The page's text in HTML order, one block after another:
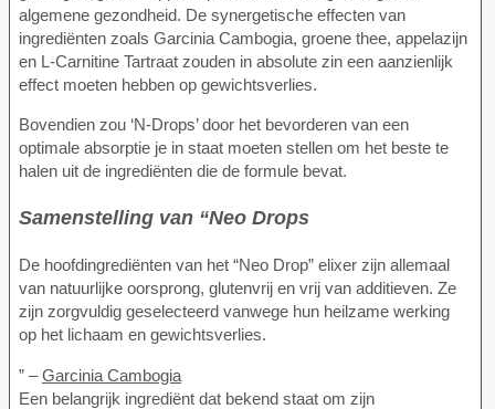
algemene gezondheid. De synergetische effecten van
ingrediënten zoals Garcinia Cambogia, groene thee, appelazijn
en L-Carnitine Tartraat zouden in absolute zin een aanzienlijk
effect moeten hebben op gewichtsverlies.
Bovendien zou ‘N-Drops’ door het bevorderen van een
optimale absorptie je in staat moeten stellen om het beste te
halen uit de ingrediënten die de formule bevat.
Samenstelling van “Neo Drops
De hoofdingrediënten van het “Neo Drop” elixer zijn allemaal
van natuurlijke oorsprong, glutenvrij en vrij van additieven. Ze
zijn zorgvuldig geselecteerd vanwege hun heilzame werking
op het lichaam en gewichtsverlies.
” –Garcinia Cambogia
Een belangrijk ingrediënt dat bekend staat om zijn